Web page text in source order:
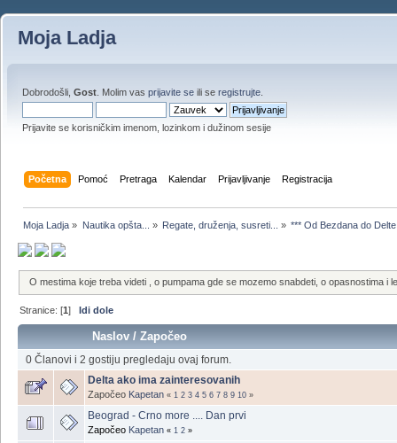
Moja Ladja
Dobrodošli, Gost . Molim vas prijavite se ili se registrujte
Prijavite se korisničkim imenom, lozinkom i dužinom sesije
Početna Pomoć Pretraga Kalendar Prijavljivanje Registracija
Moja Ladja » Nautika opšta... » Regate, druženja, susreti... » *** Od Bezdana do
O mestima koje treba videti , o pumpama gde se mozemo snabdeti, o opasnostima i
Stranice: [1]Idi dole
Naslov /Započeo
0 Članovi i 2 gostiju pregledaju ovaj forum.
Delta ako ima zainteresovanih
Započeo Kapetan « 1 2 3 4 5 6 7 8 9 10 »
Beograd - Crno more .... Dan prvi
Započeo Kapetan « 1 2 »